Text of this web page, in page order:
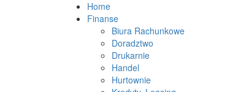
Home
Finanse
Biura Rachunkowe
Doradztwo
Drukarnie
Handel
Hurtownie